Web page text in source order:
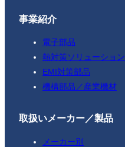
事業紹介
電子部品
熱対策ソリューション
EMI対策部品
機構部品／産業機材
取扱いメーカー／製品
メーカー別